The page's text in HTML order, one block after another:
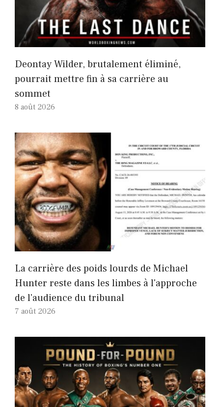
Deontay Wilder, brutalement éliminé,
pourrait mettre fin à sa carrière au
sommet
8 août 2026
La carrière des poids lourds de Michael
Hunter reste dans les limbes à l'approche
de l'audience du tribunal
7 août 2026